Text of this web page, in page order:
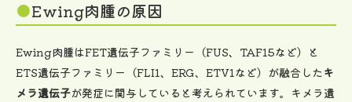
Ewing肉腫の原因
Ewing肉腫はFET遺伝子ファミリー（FUS、TAF15など）と
ETS遺伝子ファミリー（FLI1、ERG、ETV1など）が融合したキ
メラ遺伝子が発症に関与していると考えられています。キメラ遺